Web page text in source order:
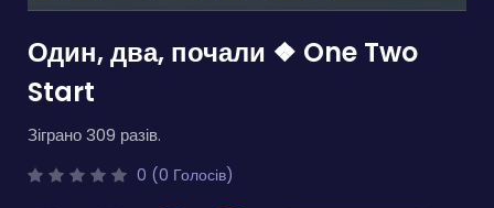
Один, два, почали ❖ One Two
Start
Зіграно 309 разів.
0 (0 Голосів)